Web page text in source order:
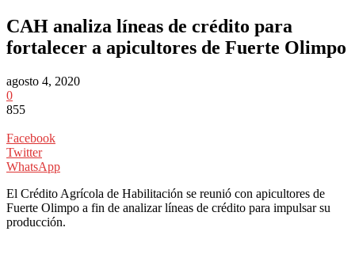
CAH analiza líneas de crédito para
fortalecer a apicultores de Fuerte Olimpo
agosto 4, 2020
0
855
Facebook
Twitter
WhatsApp
El Crédito Agrícola de Habilitación se reunió con apicultores de
Fuerte Olimpo a fin de analizar líneas de crédito para impulsar su
producción.